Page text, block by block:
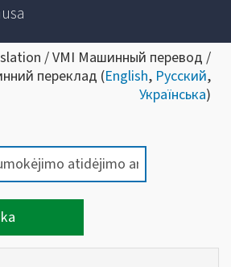
/ VMI Машинный перевод /
переклад (English, Русский,
Українська)